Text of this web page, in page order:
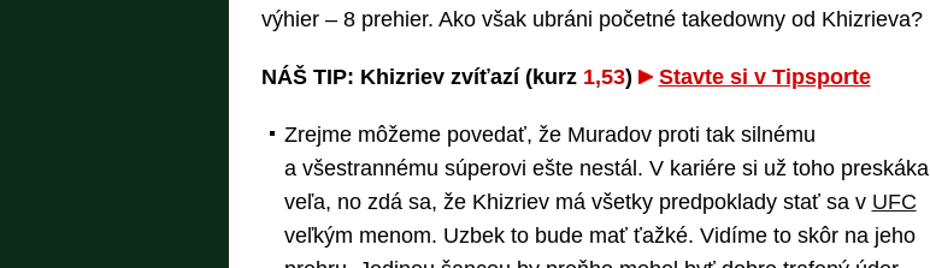
výhier – 8 prehier. Ako však ubráni početné takedowny od Khizrieva?
NÁŠ TIP: Khizriev zvíťazí (kurz 1,53) Stavte si v Tipsporte
Zrejme môžeme povedať, že Muradov proti tak silnému
a všestrannému súperovi ešte nestál. V kariére si už toho preskákal
veľa, no zdá sa, že Khizriev má všetky predpoklady stať sa v UFC
veľkým menom. Uzbek to bude mať ťažké. Vidíme to skôr na jeho